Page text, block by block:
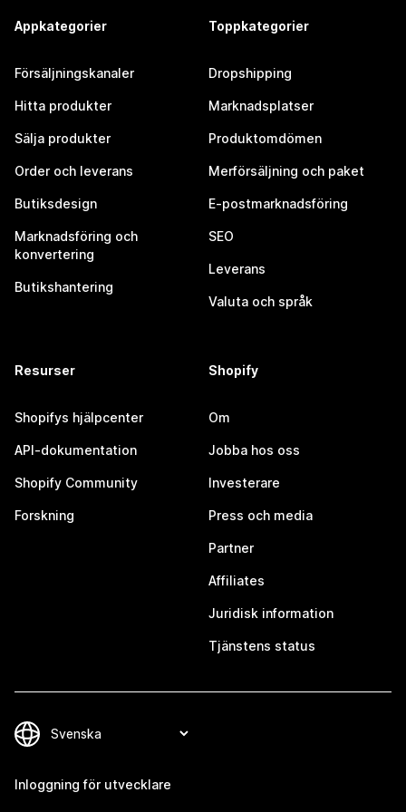
Appkategorier
Försäljningskanaler
Hitta produkter
Sälja produkter
Order och leverans
Butiksdesign
Marknadsföring och
konvertering
Butikshantering
Toppkategorier
Dropshipping
Marknadsplatser
Produktomdömen
Merförsäljning och paket
E-postmarknadsföring
SEO
Leverans
Valuta och språk
Resurser
Shopifys hjälpcenter
API-dokumentation
Shopify Community
Forskning
Shopify
Om
Jobba hos oss
Investerare
Press och media
Partner
Affiliates
Juridisk information
Tjänstens status
Inloggning för utvecklare